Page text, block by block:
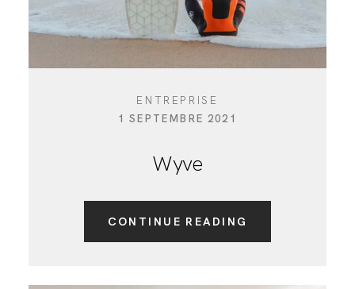
ENTREPRISE
1 SEPTEMBRE 2021
Wyve
CONTINUE READING